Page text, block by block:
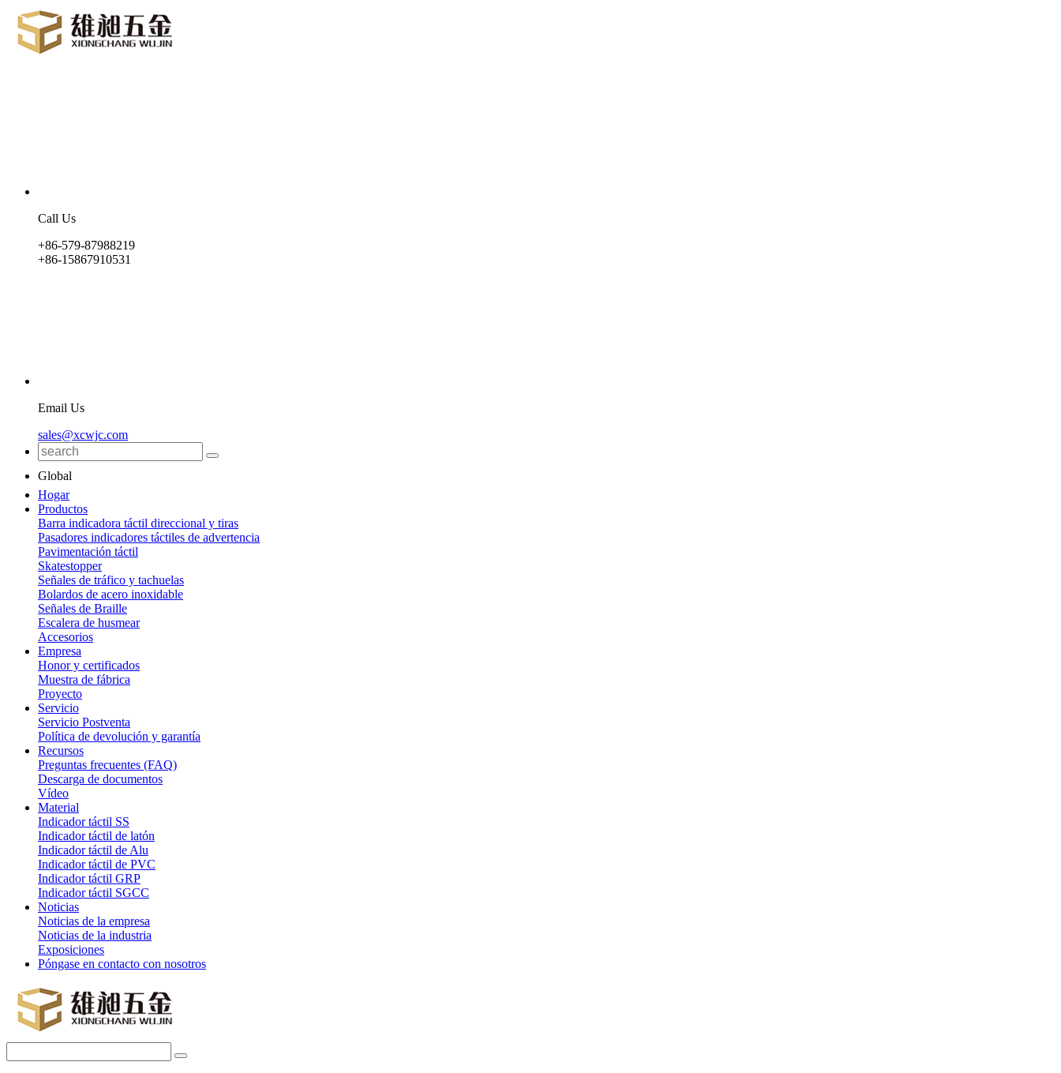
Call Us
+86-579-87988219
+86-15867910531
Email Us
sales@xcwjc.com
Global
Hogar
Productos
Barra indicadora táctil direccional y tiras
Pasadores indicadores táctiles de advertencia
Pavimentación táctil
Skatestopper
Señales de tráfico y tachuelas
Bolardos de acero inoxidable
Señales de Braille
Escalera de husmear
Accesorios
Empresa
Honor y certificados
Muestra de fábrica
Proyecto
Servicio
Servicio Postventa
Política de devolución y garantía
Recursos
Preguntas frecuentes (FAQ)
Descarga de documentos
Vídeo
Material
Indicador táctil SS
Indicador táctil de latón
Indicador táctil de Alu
Indicador táctil de PVC
Indicador táctil GRP
Indicador táctil SGCC
Noticias
Noticias de la empresa
Noticias de la industria
Exposiciones
Póngase en contacto con nosotros